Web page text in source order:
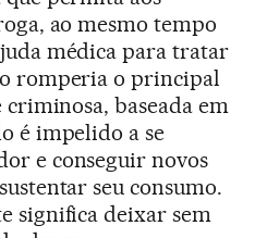
ao mesmo tempo
médica para tratar
romperia o principal
baseada em
é impelido a se
e conseguir novos
seu consumo.
significa deixar sem